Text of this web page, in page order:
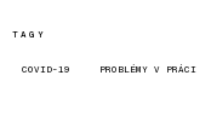
TAGY
COVID-19 PROBLÉMY V PRÁCI